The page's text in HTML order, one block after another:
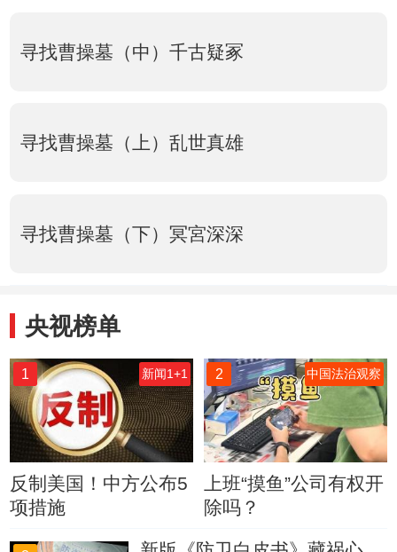
寻找曹操墓（中）千古疑冢
寻找曹操墓（上）乱世真雄
寻找曹操墓（下）冥宮深深
央视榜单
1 新闻1+1
反制美国！中方公布5
项措施
2 中国法治观察
上班“摸鱼”公司有权开
除吗？